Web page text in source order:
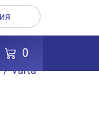
0
/ Varta